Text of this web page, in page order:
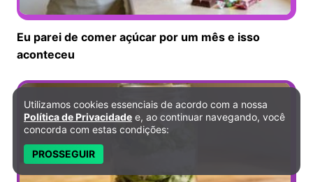
Eu parei de comer açúcar por um mês e isso
aconteceu
Política de Privacidade e Cookies
Utilizamos cookies essenciais de acordo com a nossa
Política de Privacidade e, ao continuar navegando, você
concorda com estas condições:
PROSSEGUIR